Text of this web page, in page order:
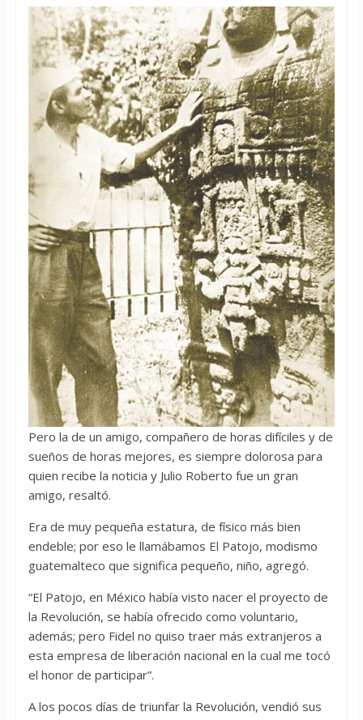
Pero la de un amigo, compañero de horas difíciles y de
sueños de horas mejores, es siempre dolorosa para
quien recibe la noticia y Julio Roberto fue un gran
amigo, resaltó.
Era de muy pequeña estatura, de físico más bien
endeble; por eso le llamábamos El Patojo, modismo
guatemalteco que significa pequeño, niño, agregó.
“El Patojo, en México había visto nacer el proyecto de
la Revolución, se había ofrecido como voluntario,
además; pero Fidel no quiso traer más extranjeros a
esta empresa de liberación nacional en la cual me tocó
el honor de participar”.
A los pocos días de triunfar la Revolución, vendió sus